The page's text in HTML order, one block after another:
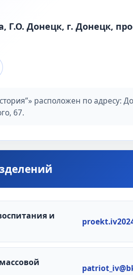
Г.О. Донецк, г. Донецк,
расположен по адресу:
67.
и